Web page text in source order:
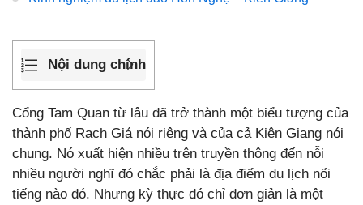
Nội dung chính
Cổng Tam Quan từ lâu đã trở thành một biểu tượng của
thành phố Rạch Giá nói riêng và của cả Kiên Giang nói
chung. Nó xuất hiện nhiều trên truyền thông đến nỗi
nhiều người nghĩ đó chắc phải là địa điểm du lịch nổi
tiếng nào đó. Nhưng kỳ thực đó chỉ đơn giản là một